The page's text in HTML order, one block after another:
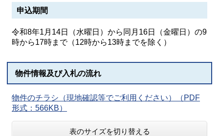
申込期間
令和8年1月14日（水曜日）から同月16日（金曜日）の9
時から17時まで（12時から13時までを除く）
物件情報及び入札の流れ
物件のチラシ（現地確認等でご利用ください）（PDF
形式：566KB）
表のサイズを切り替える